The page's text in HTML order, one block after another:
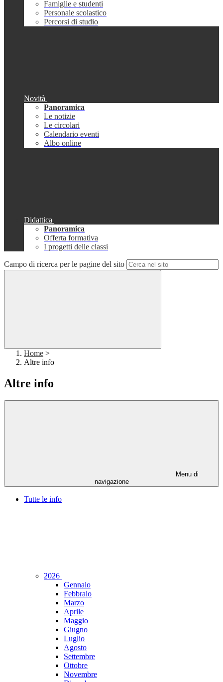
Famiglie e studenti
Personale scolastico
Percorsi di studio
Novità
Panoramica
Le notizie
Le circolari
Calendario eventi
Albo online
Didattica
Panoramica
Offerta formativa
I progetti delle classi
Campo di ricerca per le pagine del sito
Home >
Altre info
Altre info
Menu di
navigazione
Tutte le info
2026
Gennaio
Febbraio
Marzo
Aprile
Maggio
Giugno
Luglio
Agosto
Settembre
Ottobre
Novembre